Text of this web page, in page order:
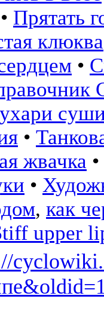
• Прятать
клюква
•
•
жвачка •
•
, как
upper